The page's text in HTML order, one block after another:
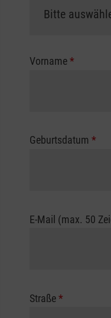
Vorname*
Geburtsdatum *
E-Mail (max. 50
Straße*